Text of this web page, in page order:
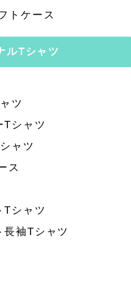
トケース
ルTシャツ
ツ
Tシャツ
ャツ
ス
Tシャツ
長袖Tシャツ